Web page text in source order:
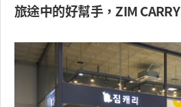
旅途中的好幫手，ZIM CARRY